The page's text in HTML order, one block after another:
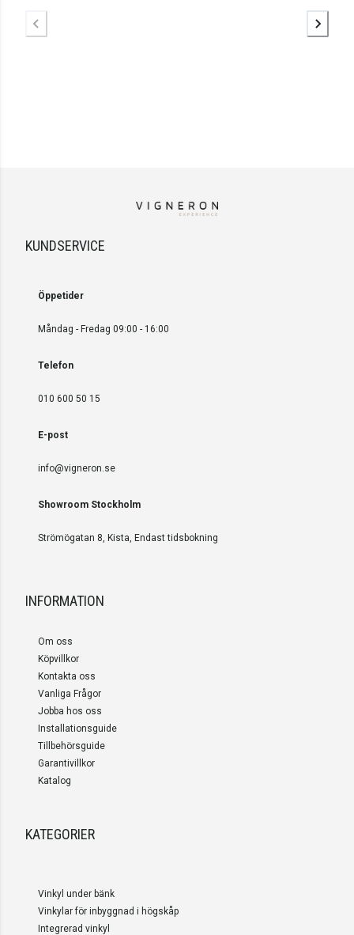
KUNDSERVICE
Öppetider
Måndag - Fredag 09:00 - 16:00
Telefon
010 600 50 15
E-post
info@vigneron.se
Showroom Stockholm
Strömögatan 8, Kista, Endast tidsbokning
INFORMATION
Om oss
Köpvillkor
Kontakta oss
Vanliga Frågor
Jobba hos oss
Installationsguide
Tillbehörsguide
Garantivillkor
Katalog
KATEGORIER
Vinkyl under bänk
Vinkylar för inbyggnad i högskåp
Integrerad vinkyl